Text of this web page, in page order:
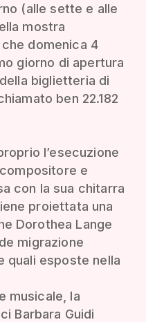
(alle sette e alle
mostra
domenica 4
giorno di apertura
biglietteria di
ben 22.182
l’esecuzione
e
con la sua chitarra
proiettata una
Dorothea Lange
migrazione
quali esposte nella
musicale, la
Barbara Guidi